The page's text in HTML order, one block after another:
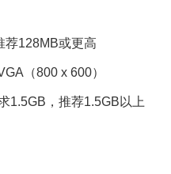
128MB或更高
（800 x 600）
，推荐1.5GB以上